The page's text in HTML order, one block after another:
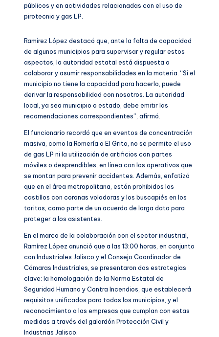
públicos y en actividades relacionadas con el uso de
pirotecnia y gas LP.
Ramírez López destacó que, ante la falta de capacidad
de algunos municipios para supervisar y regular estos
aspectos, la autoridad estatal está dispuesta a
colaborar y asumir responsabilidades en la materia. “Si el
municipio no tiene la capacidad para hacerlo, puede
derivar la responsabilidad con nosotros. La autoridad
local, ya sea municipio o estado, debe emitir las
recomendaciones correspondientes”, afirmó.
El funcionario recordó que en eventos de concentración
masiva, como la Romería o El Grito, no se permite el uso
de gas LP ni la utilización de artificios con partes
móviles o desprendibles, en línea con los operativos que
se montan para prevenir accidentes. Además, enfatizó
que en el área metropolitana, están prohibidos los
castillos con coronas voladoras y los buscapiés en los
toritos, como parte de un acuerdo de larga data para
proteger a los asistentes.
En el marco de la colaboración con el sector industrial,
Ramírez López anunció que a las 13:00 horas, en conjunto
con Industriales Jalisco y el Consejo Coordinador de
Cámaras Industriales, se presentaron dos estrategias
clave: la homologación de la Norma Estatal de
Seguridad Humana y Contra Incendios, que establecerá
requisitos unificados para todos los municipios, y el
reconocimiento a las empresas que cumplan con estas
medidas a través del galardón Protección Civil y
Industrias Jalisco.